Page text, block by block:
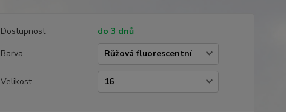
Dostupnost
do 3 dnů
Barva
Velikost